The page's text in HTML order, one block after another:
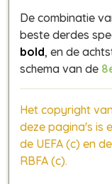
De combinatie
beste derdes
bold, en de
schema van de
Het copyright
deze pagina's is
de UEFA (c) en
RBFA (c).